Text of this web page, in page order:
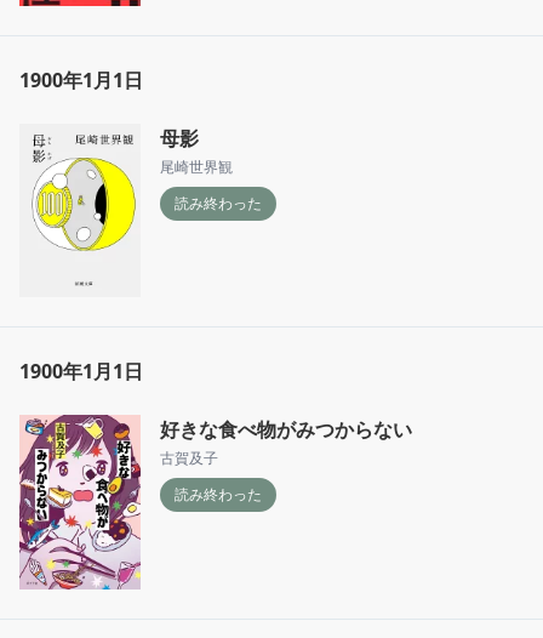
1900年1月1日
母影
尾崎世界観
読み終わった
1900年1月1日
好きな食べ物がみつからない
古賀及子
読み終わった